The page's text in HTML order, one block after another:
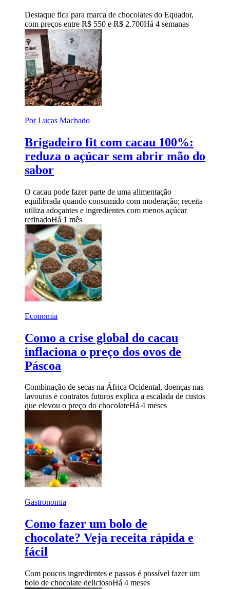
Destaque fica para marca de chocolates do Equador,
com preços entre R$ 550 e R$ 2.700Há 4 semanas
Por Lucas Machado
Brigadeiro fit com cacau 100%:
reduza o açúcar sem abrir mão do
sabor
O cacau pode fazer parte de uma alimentação
equilibrada quando consumido com moderação; receita
utiliza adoçantes e ingredientes com menos açúcar
refinadoHá 1 mês
Economia
Como a crise global do cacau
inflaciona o preço dos ovos de
Páscoa
Combinação de secas na África Ocidental, doenças nas
lavouras e contratos futuros explica a escalada de custos
que elevou o preço do chocolateHá 4 meses
Gastronomia
Como fazer um bolo de
chocolate? Veja receita rápida e
fácil
Com poucos ingredientes e passos é possível fazer um
bolo de chocolate deliciosoHá 4 meses